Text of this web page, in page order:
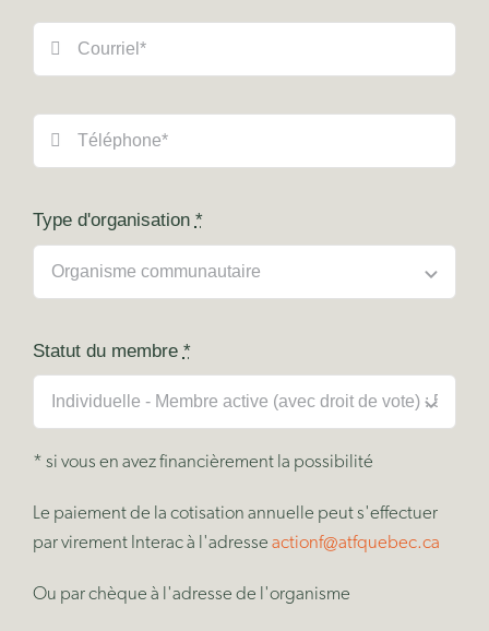
Type d'organisation *
Statut du membre *
* si vous en avez financièrement la possibilité
Le paiement de la cotisation annuelle peut s'effectuer
par virement Interac à l'adresse actionf@atfquebec.ca
Ou par chèque à l'adresse de l'organisme